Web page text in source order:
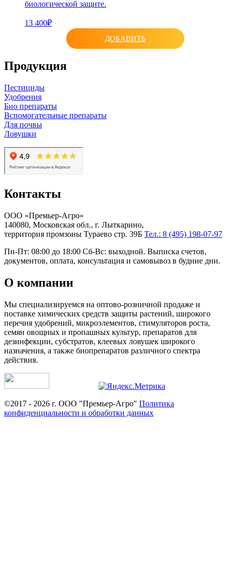
биологической защите.
13 400₽
ДОБАВИТЬ
Продукция
Пестициды
Удобрения
Био препараты
Вспомогательные препараты
Для почвы
Ловушки
Контакты
ООО «Премьер-Агро»
140080, Московская обл., г. Лыткарино,
территория промзоны Тураево стр. 39Б Тел.: 8 (495) 198-07-97
Пн-Пт: 08:00 до 18:00 Сб-Вс: выходной. Выписка счетов,
документов, оплата, консультация и самовывоз в будние дни.
О компании
Мы специализируемся на оптово-розничной продаже и
поставке химических средств защиты растений, широкого
перечня удобрений, микроэлементов, стимуляторов роста,
семян овощных и пропашных культур, препаратов для
дезинфекции, субстратов, клеевых ловушек широкого
назначения, а также биопрепаратов различного спектра
действия.
©2017 - 2026 г. ООО "Премьер-Агро" Политика
конфиденциальности и обработки данных